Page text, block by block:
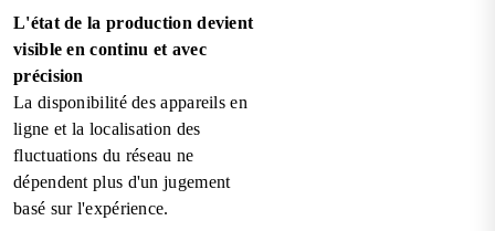
L'état de la production devient
visible en continu et avec
précision
La disponibilité des appareils en
ligne et la localisation des
fluctuations du réseau ne
dépendent plus d'un jugement
basé sur l'expérience.